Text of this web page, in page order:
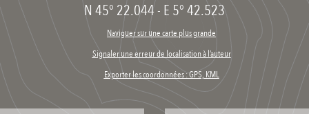
N 45° 22.044- E 5° 42.523
Naviguer sur une carte plus grande
Signaler une erreur de localisation à l’auteur
Exporter les coordonnées : GPS, KML